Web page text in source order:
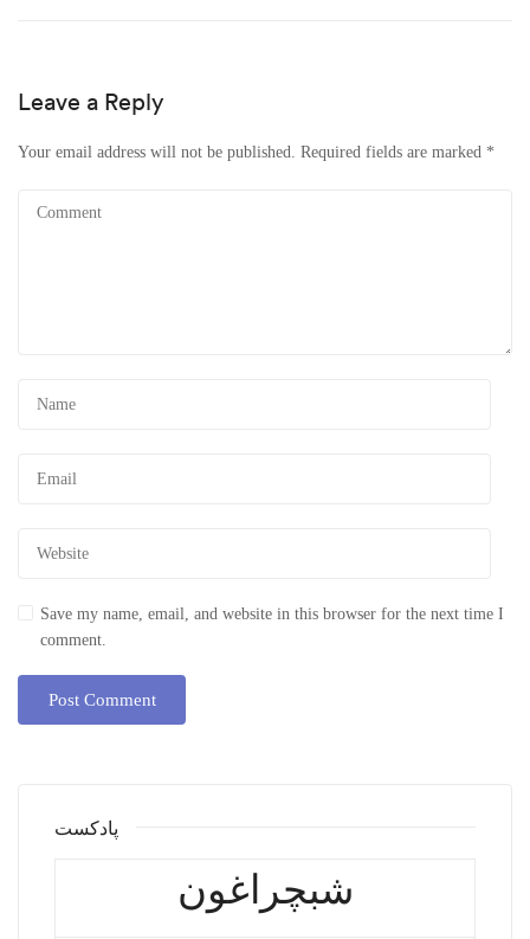
Leave a Reply
Your email address will not be published. Required fields are marked *
Save my name, email, and website in this browser for the next time I
comment.
پادکست
شبچراغون